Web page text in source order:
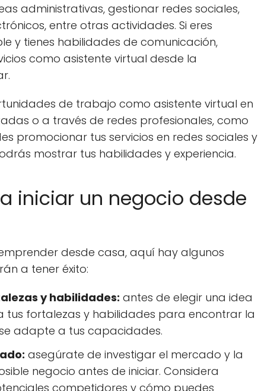
administrativas, gestionar redes sociales,
entre otras actividades. Si eres
y tienes habilidades de comunicación,
como asistente virtual desde la
de trabajo como asistente virtual en
o a través de redes profesionales, como
promocionar tus servicios en redes sociales y
mostrar tus habilidades y experiencia.
iniciar un negocio desde
desde casa, aquí hay algunos
a tener éxito:
y habilidades: antes de elegir una idea
tus fortalezas y habilidades para encontrar la
adapte a tus capacidades.
asegúrate de investigar el mercado y la
negocio antes de iniciar. Considera
competidores y cómo puedes